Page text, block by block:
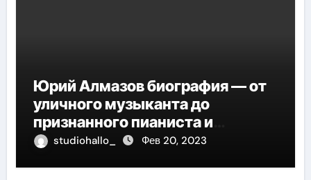
Юрий Алмазов биография — от
уличного музыканта до
признанного пианиста и
композитора
studiohallo_ Фев 20, 2023